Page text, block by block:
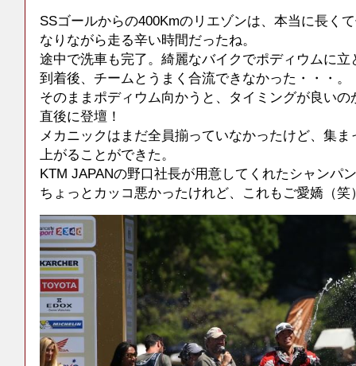
SSゴールからの400Kmのリエゾンは、本当に長く
なりながら走る辛い時間だったね。
途中で洗車も完了。綺麗なバイクでポディウムに
到着後、チームとうまく合流できなかった・・・。
そのままポディウム向かうと、タイミングが良い
直後に登壇！
メカニックはまだ全員揃っていなかったけど、集
上がることができた。
KTM JAPANの野口社長が用意してくれたシャンパ
ちょっとカッコ悪かったけれど、これもご愛嬌（笑